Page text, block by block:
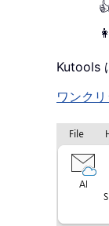
Kutools
ワンク